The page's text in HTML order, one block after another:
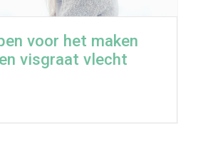
voor het maken
visgraat vlecht